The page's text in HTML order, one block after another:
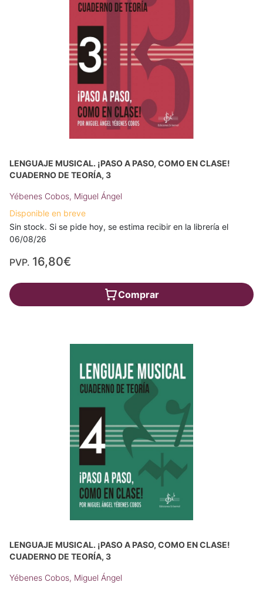
LENGUAJE MUSICAL. ¡PASO A PASO, COMO EN CLASE!
CUADERNO DE TEORÍA, 3
Yébenes Cobos, Miguel Ángel
Disponible en breve
Sin stock. Si se pide hoy, se estima recibir en la librería el
06/08/26
PVP. 16,80€
Comprar
LENGUAJE MUSICAL. ¡PASO A PASO, COMO EN CLASE!
CUADERNO DE TEORÍA, 3
Yébenes Cobos, Miguel Ángel